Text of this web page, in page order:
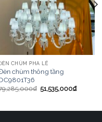
CHÙM PHA LÊ
chùm thông tầng
₫ 51,535,000₫